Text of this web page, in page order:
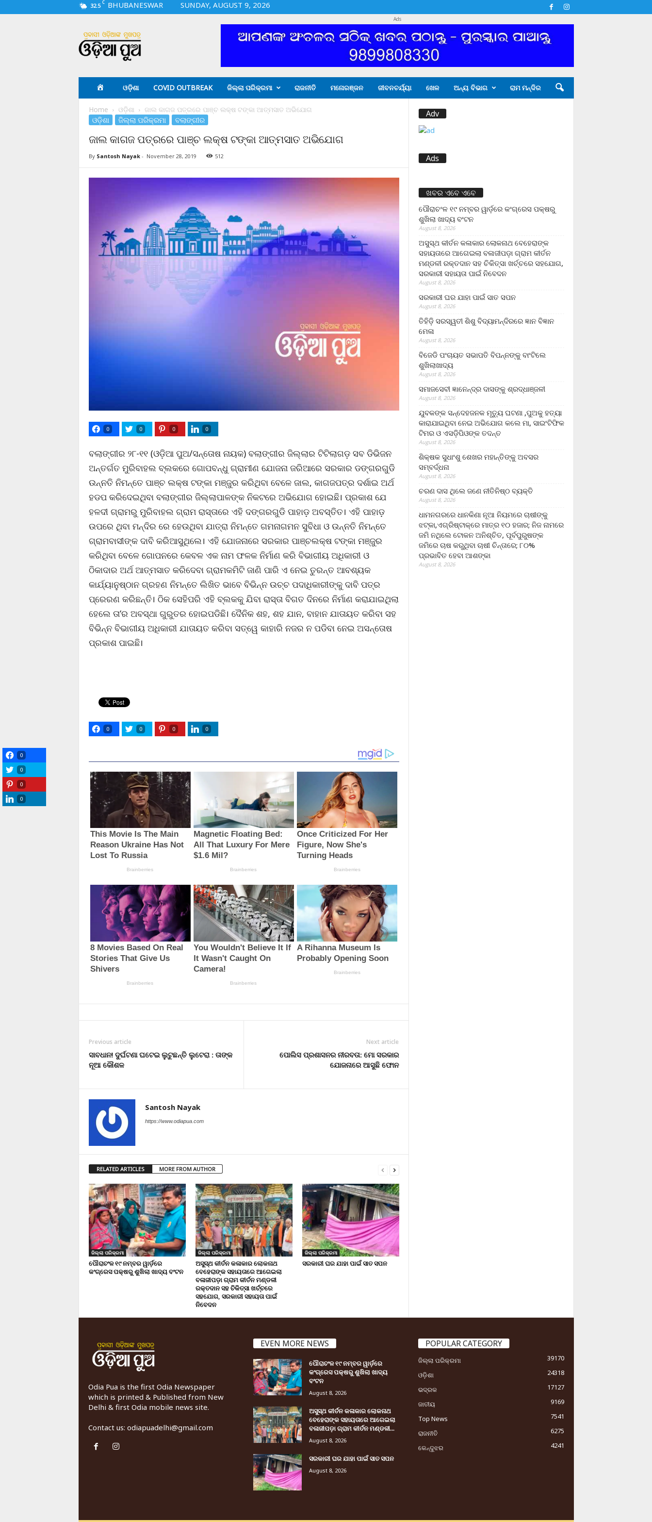
32.5 C BHUBANESWAR
SUNDAY, AUGUST 9, 2026
i
a
Ads
ଓଡ଼ିଶା COVID OUTBREAK ଜିଲ୍ଲା ପରିକ୍ରମା ରାଜନୀତି ମନୋରଞ୍ଜନ ଜୀବନଚର୍ଯ୍ୟା ଖେଳ ଅନ୍ୟ ବିଭାଗ ରାମ ମନ୍ଦିର
Home ଓଡ଼ିଶା ଜାଲ କାଗଜ ପତ୍ରରେ ପାଞ୍ଚ ଲକ୍ଷ ଟଙ୍କା ଆତ୍ମସାତ ଅଭିଯୋଗ
ଓଡ଼ିଶା ଜିଲ୍ଲା ପରିକ୍ରମା ବଲାଙ୍ଗୀର
ଜାଲ କାଗଜ ପତ୍ରରେ ପାଞ୍ଚ ଲକ୍ଷ ଟଙ୍କା ଆତ୍ମସାତ ଅଭିଯୋଗ
By Santosh Nayak- November 28, 2019 512
0 0 0 0
ବଲାଙ୍ଗୀର ୨୮-୧୧ (ଓଡ଼ିଆ ପୁଅ/ସନ୍ତୋଷ ନାୟକ) ବଲାଙ୍ଗୀର ଜିଲ୍ଲାର ଟିଟିଲାଗଡ଼ ସବ ଡିଭିଜନ
ଅନ୍ତର୍ଗତ ମୁରିବାହଲ ବ୍ଲକରେ ଗୋପବନ୍ଧୁ ଗ୍ରାମୀଣ ଯୋଜନା ଜରିଆରେ ସରକାର ଡଙ୍ଗରଗୁଡି
ଉନ୍ନତି ନିମନ୍ତେ ପାଞ୍ଚ ଲକ୍ଷ ଟଙ୍କା ମଞ୍ଜୁର କରିଥିବା ବେଳେ ଜାଲ, କାଗଜପତ୍ର ଦର୍ଶାଇ ଅର୍ଥ
ହଡପ କରିଦେଇଥିବା ବଲାଙ୍ଗୀର ଜିଲ୍ଲାପାଳଙ୍କ ନିକଟରେ ଅଭିଯୋଗ ହୋଇଛି। ପ୍ରକାଶ ଯେ
ହଳଦୀ ଗ୍ରାମରୁ ମୁରିବାହଲ ଗ୍ରାମ ରାସ୍ତାରେ ଏହି ଦଙ୍ଗରଗୁଡି ପାହାଡ଼ ଅବସ୍ତିତ। ଏହି ପାହାଡ଼
ଉପରେ ଥିବା ମନ୍ଦିର ରେ ହେଉଥିବା ଯାତ୍ରା ନିମନ୍ତେ ଗମନାଗମନ ସୁବିଧା ଓ ଉନ୍ନତି ନିମନ୍ତେ
ଗ୍ରାମବାସୀଙ୍କ ଦାବି କରିଆସୁଥିଲେ। ଏହି ଯୋଜନାରେ ସରକାର ପାଞ୍ଚଲକ୍ଷ ଟଙ୍କା ମଞ୍ଜୁର
କରିଥିବା ବେଳେ ଗୋପନରେ କେବଳ ଏକ ନାମ ଫଳକ ନିର୍ମାଣ କରି ବିଭାଗୀୟ ଅଧିକାରୀ ଓ
ଠିକାଦାର ଅର୍ଥ ଆତ୍ମସାତ କରିଦେବା ଗ୍ରାମକମିଟି ଜାଣି ପାରି ଏ ନେଇ ତୁରନ୍ତ ଆବଶ୍ୟକ
କାର୍ଯ୍ୟାନୁଷ୍ଠାନ ଗ୍ରହଣ ନିମନ୍ତେ ଲିଖିତ ଭାବେ ବିଭିନ୍ନ ଉଚ୍ଚ ପଦାଧିକାରୀଙ୍କୁ ଦାବି ପତ୍ର
ପ୍ରେରଣ କରିଛନ୍ତି। ଠିକ ସେହିପରି ଏହି ବ୍ଲକକୁ ଯିବା ରାସ୍ତା ବିଗତ ଦିନରେ ନିର୍ମାଣ କରାଯାଇଥିଲା
ହେଲେ ତା’ର ଅବସ୍ଥା ଗୁରୁତର ହୋଇପଡିଛି। ଦୈନିକ ଶହ, ଶହ ଯାନ, ବାହାନ ଯାତାୟତ କରିବା ସହ
ବିଭିନ୍ନ ବିଭାଗୀୟ ଅଧିକାରୀ ଯାତାୟତ କରିବା ସତ୍ୱେ କାହାରି ନଜର ନ ପଡିବା ନେଇ ଅସନ୍ତୋଷ
ପ୍ରକାଶ ପାଇଛି।
0 0 0 0
Previous article
ସାବଧାନ! ଦୁର୍ଘଟଣା ଘଟେଇ ଲୁଟୁଛନ୍ତି ଲୁଟେରା : ତାଙ୍କ
ନୂଆ କୌଶଳ
Next article
ପୋଲିସ ପ୍ରଶାସନର ନୀରବତା: ମୋ ସରକାର
ଯୋଜନାରେ ଆସୁଛି ଫୋନ
Santosh Nayak
https://www.odiapua.com
RELATED ARTICLES MORE FROM AUTHOR
ଜିଲ୍ଲା ପରିକ୍ରମା
ପୌରାଚଂଳ ୧୯ ନମ୍ବର ୱାର୍ଡ଼ରେ
କଂଗ୍ରେସ ପକ୍ଷରୁ ଶୁଖିଲା ଖାଦ୍ୟ ବଂଟନ
ଜିଲ୍ଲା ପରିକ୍ରମା
ଅସୁସ୍ଥ କୀର୍ତନ କଳାକାର ଲୋକନାଥ
ବେହେରାଙ୍କ ସହାୟତାରେ ଆଗେଇଲା
ବଳାଜୀପଡ଼ା ଗ୍ରାମ କୀର୍ତନ ମଣ୍ଡଳୀ
ରକ୍ତଦାନ ସହ ଚିକିତ୍ସା ଖର୍ଚ୍ଚରେ
ସହଯୋଗ, ସରକାରୀ ସହାୟତା ପାଇଁ
ନିବେଦନ
ଜିଲ୍ଲା ପରିକ୍ରମା
ସରକାରୀ ଘର ଯାହା ପାଇଁ ସାତ ସପନ
Adv
Ads
ଖବର ଏବେ ଏବେ
ପୌରାଚଂଳ ୧୯ ନମ୍ବର ୱାର୍ଡ଼ରେ କଂଗ୍ରେସ ପକ୍ଷରୁ
ଶୁଖିଲା ଖାଦ୍ୟ ବଂଟନ
August 8, 2026
ଅସୁସ୍ଥ କୀର୍ତନ କଳାକାର ଲୋକନାଥ ବେହେରାଙ୍କ
ସହାୟତାରେ ଆଗେଇଲା ବଳାଜୀପଡ଼ା ଗ୍ରାମ କୀର୍ତନ
ମଣ୍ଡଳୀ ରକ୍ତଦାନ ସହ ଚିକିତ୍ସା ଖର୍ଚ୍ଚରେ ସହଯୋଗ,
ସରକାରୀ ସହାୟତା ପାଇଁ ନିବେଦନ
August 8, 2026
ସରକାରୀ ଘର ଯାହା ପାଇଁ ସାତ ସପନ
August 8, 2026
ତିହିଡି଼ ସରସ୍ୱତୀ ଶିଶୁ ବିଦ୍ୟାମନ୍ଦିରରେ ଜ୍ଞାନ ବିଜ୍ଞାନ
ମେଳା
August 8, 2026
ବିଜେଡି ପଂଚାୟତ ସଭାପତି ବିପନ୍ନଙ୍କୁ ବାଂଟିଲେ
ଶୁଖିଲାଖାଦ୍ୟ
August 8, 2026
ସମାଜସେବୀ ଜ୍ଞାନେନ୍ଦ୍ର ଦାସଙ୍କୁ ଶ୍ରଦ୍ଧାଞ୍ଜଳୀ
August 8, 2026
ଯୁବକଙ୍କ ସନ୍ଦେହଜନକ ମୃତ୍ୟୁ ଘଟଣା ,ପୁଅକୁ ହତ୍ୟା
କାରାଯାଇଥିବା ନେଇ ଅଭିଯୋଗ କଲେ ମା, ସାଇଂଟିଫିକ
ଟିମର ଓ ଏସଡ଼ିପିଓଙ୍କ ତଦନ୍ତ
August 8, 2026
ଶିକ୍ଷକ ସୁଧାଂଶୁ ଶେଖର ମହାନ୍ତିଙ୍କୁ ଅବସର
ସମ୍ବର୍ଦ୍ଧନା
August 8, 2026
ଚରଣ ଦାସ ଥିଲେ ଜଣେ ନୀତିନିଷ୍ଠ ବ୍ୟକ୍ତି
August 8, 2026
ଧାମନଗରରେ ଧାନକିଣା ନୂଆ ନିୟମରେ ଚାଷୀଙ୍କୁ
ଝଟ୍‌କା,ଏଗ୍ରିଷ୍ଟାକ୍‌ରେ ମାତ୍ର ୧୦ ହଜାର; ନିଜ ନାମରେ
ଜମି ନଥିଲେ ଟୋକନ ଅନିଶ୍ଚିତ, ପୂର୍ବପୁରୁଷଙ୍କ
ଜମିରେ ଚାଷ କରୁଥିବା ଚାଷୀ ଚିନ୍ତାରେ; ୮୦%
ପ୍ରଭାବିତ ହେବା ଆଶଙ୍କା
August 8, 2026
Odia Pua is the first Odia Newspaper
which is printed & Published from New
Delhi & first Odia mobile news site.
Contact us: odiapuadelhi@gmail.com
EVEN MORE NEWS
ପୌରାଚଂଳ ୧୯ ନମ୍ବର ୱାର୍ଡ଼ରେ
କଂଗ୍ରେସ ପକ୍ଷରୁ ଶୁଖିଲା ଖାଦ୍ୟ
ବଂଟନ
August 8, 2026
ଅସୁସ୍ଥ କୀର୍ତନ କଳାକାର ଲୋକନାଥ
ବେହେରାଙ୍କ ସହାୟତାରେ ଆଗେଇଲା
ବଳାଜୀପଡ଼ା ଗ୍ରାମ କୀର୍ତନ ମଣ୍ଡଳୀ...
August 8, 2026
ସରକାରୀ ଘର ଯାହା ପାଇଁ ସାତ ସପନ
August 8, 2026
POPULAR CATEGORY
ଜିଲ୍ଲା ପରିକ୍ରମା
39170
ଓଡ଼ିଶା
24318
ଭଦ୍ରକ
17127
ଜାତୀୟ
9169
Top News
7541
ରାଜନୀତି
6275
କେନ୍ଦୁଝର
4241
0
0
0
0